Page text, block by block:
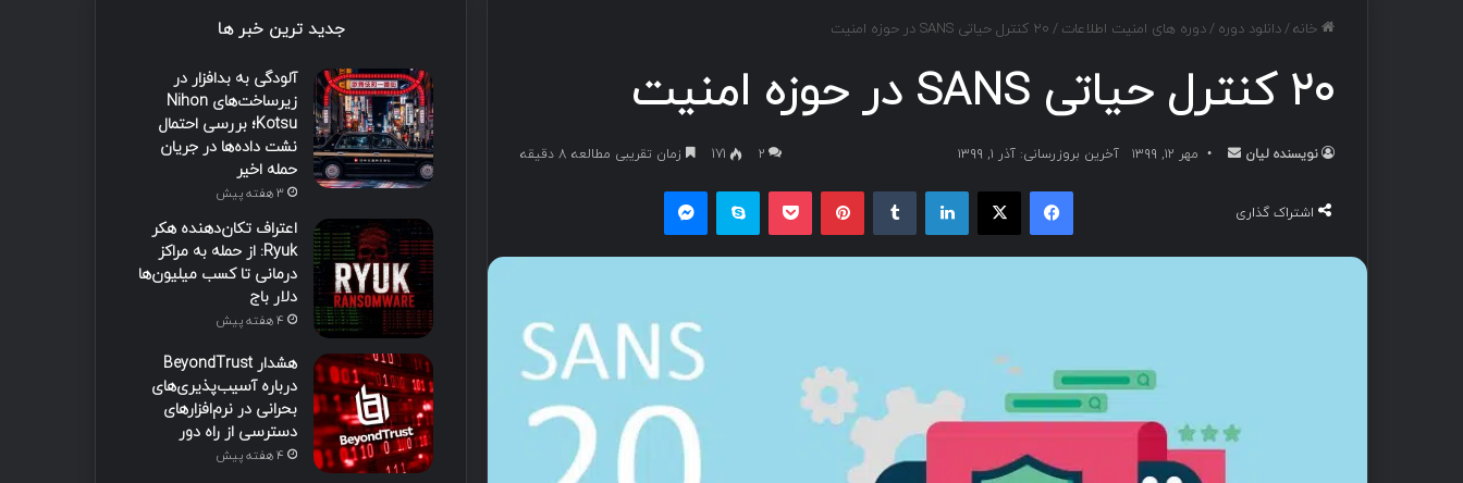
خانه/دانلود دوره /دوره های امنیت اطلاعات / ۲۰ کنترل حیاتی SANS در حوزه امنیت
۲۰ کنترل حیاتی SANS در حوزه امنیت
نویسنده لیان مهر ۱۲, ۱۳۹۹ آخرین بروزرسانی: آذر ۱, ۱۳۹۹ ۲ 171 زمان تقریبی مطالعه 8 دقیقه
اشتراک گذاری
جدید ترین خبر ها
آلودگی به بدافزار در
زیرساخت‌های Nihon
Kotsu؛ بررسی احتمال
نشت داده‌ها در جریان
حمله اخیر
3 هفته پیش
اعتراف تکان‌دهنده هکر
Ryuk: از حمله به مراکز
درمانی تا کسب میلیون‌ها
دلار باج
4 هفته پیش
هشدار BeyondTrust
درباره آسیب‌پذیری‌های
بحرانی در نرم‌افزارهای
دسترسی از راه دور
4 هفته پیش